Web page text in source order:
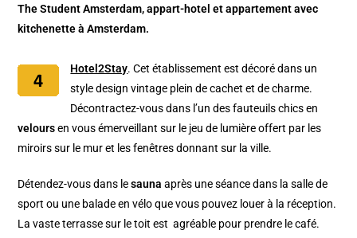
The Student Amsterdam, appart-hotel et appartement avec
kitchenette à Amsterdam.
Hotel2Stay. Cet établissement est décoré dans un
style design vintage plein de cachet et de charme.
Décontractez-vous dans l’un des fauteuils chics en
veloursen vous émerveillant sur le jeu de lumière offert par les
miroirs sur le mur et les fenêtres donnant sur la ville.
Détendez-vous dans lesauna après une séance dans la salle de
sport ou une balade en vélo que vous pouvez louer à la réception.
La vaste terrasse sur le toit est agréable pour prendre le café.